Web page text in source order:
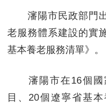
瀋陽市民政部門出
老服務體系建設的實
基本養老服務清單》。
瀋陽市在16個國
目、20個遼寧省基